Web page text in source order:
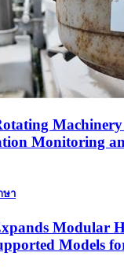
Monitoring
ษา
Modular
Models